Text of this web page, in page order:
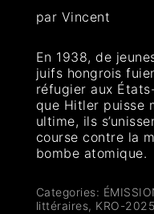
par Vincent
En 1938, de
juifs hongrois
réfugier aux
que Hitler puisse
ultime, ils
course contre la
bombe atomique.
Categories:
littéraires, KRO-2025